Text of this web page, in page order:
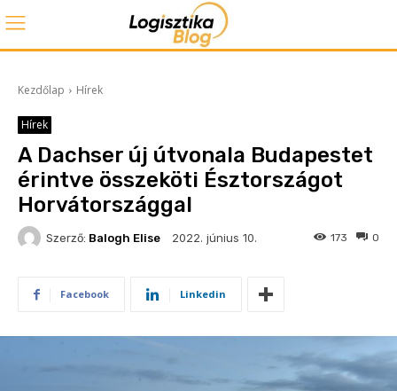
Kezdőlap Hírek
Hírek
A Dachser új útvonala Budapestet
érintve összeköti Észtországot
Horvátországgal
Szerző: Balogh Elise 2022. június 10. 0
173
Facebook Linkedin